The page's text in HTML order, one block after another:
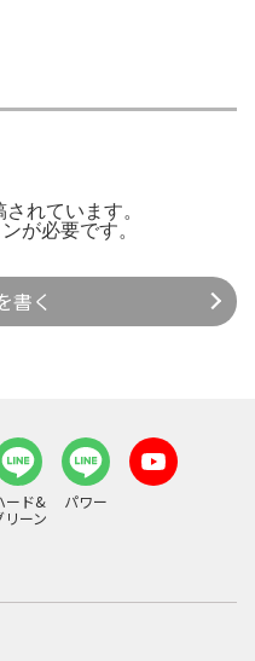
れています。
が必要です。
書く
ード&
リーン
パワー